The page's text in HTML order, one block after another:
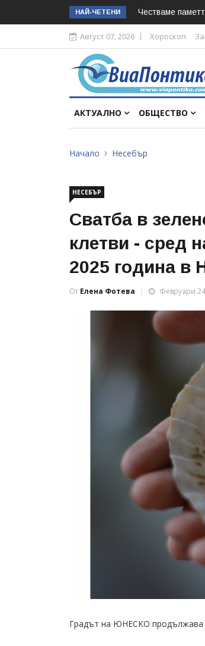
НАЙ-ЧЕТЕНИ Честваме
Август 07, 2026 Хороскоп
АКТУАЛНО ОБЩЕСТВО
Начало Несебър
НЕСЕБЪР
Сватба в
клетви - сред
2025 година в
От Елена Фотева Февруари
Градът на ЮНЕСКО продължава